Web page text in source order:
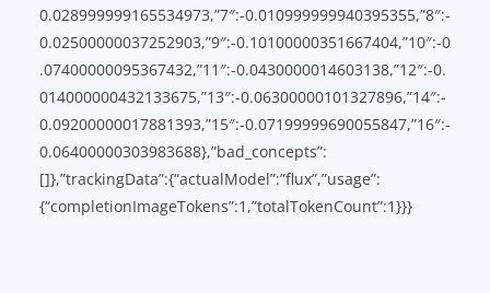
0.028999999165534973,”7″:-0.010999999940395355,”8″:-
0.02500000037252903,”9″:-0.10100000351667404,”10″:-0
.07400000095367432,”11″:-0.0430000014603138,”12″:-0.
014000000432133675,”13″:-0.06300000101327896,”14″:-
0.09200000017881393,”15″:-0.07199999690055847,”16″:-
0.06400000303983688},”bad_concepts”:
[]},”trackingData”:{“actualModel”:”flux”,”usage”:
{“completionImageTokens”:1,”totalTokenCount”:1}}}